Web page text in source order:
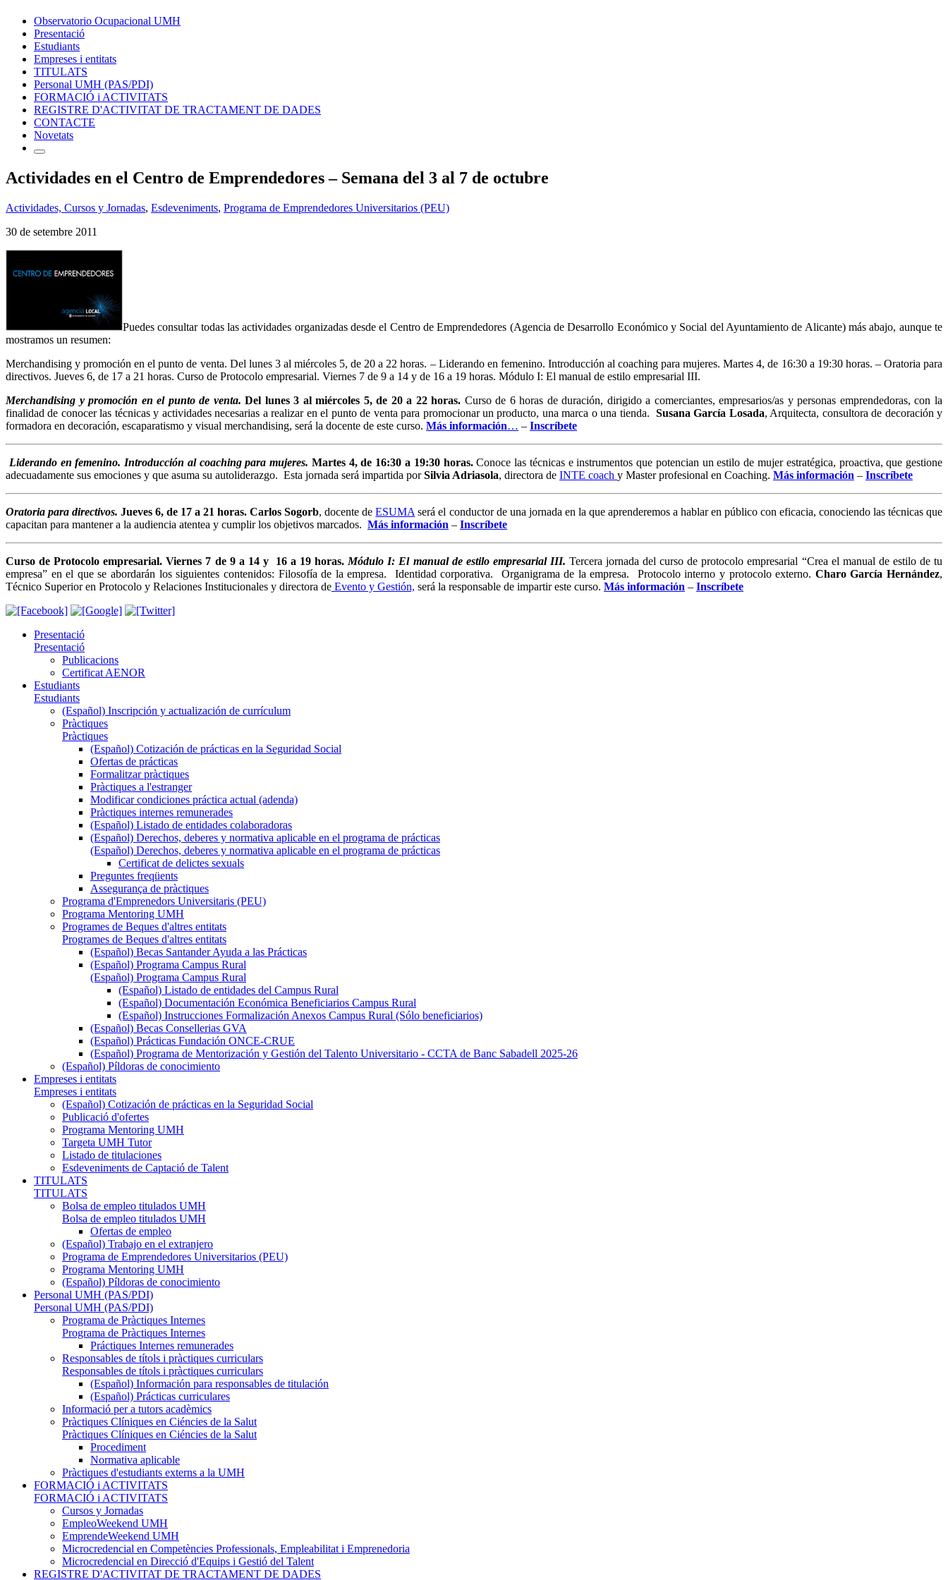
Observatorio Ocupacional UMH
Presentació
Estudiants
Empreses i entitats
TITULATS
Personal UMH (PAS/PDI)
FORMACIÓ i ACTIVITATS
REGISTRE D'ACTIVITAT DE TRACTAMENT DE DADES
CONTACTE
Novetats
Actividades en el Centro de Emprendedores – Semana del 3 al 7 de octubre
Actividades, Cursos y Jornadas, Esdeveniments, Programa de Emprendedores Universitarios (PEU)
30 de setembre 2011
Puedes consultar todas las actividades organizadas desde el Centro de Emprendedores (Agencia de Desarrollo Económico y Social del Ayuntamiento de Alicante) más abajo, aunque te
mostramos un resumen:
Merchandising y promoción en el punto de venta. Del lunes 3 al miércoles 5, de 20 a 22 horas. – Liderando en femenino. Introducción al coaching para mujeres. Martes 4, de 16:30 a 19:30 horas. – Oratoria para
directivos. Jueves 6, de 17 a 21 horas. Curso de Protocolo empresarial. Viernes 7 de 9 a 14 y de 16 a 19 horas. Módulo I: El manual de estilo empresarial III.
Merchandising y promoción en el punto de venta.Del lunes 3 al miércoles 5,de 20 a 22 horas. Curso de 6 horas de duración, dirigido a comerciantes, empresarios/as y personas emprendedoras, con la
finalidad de conocer las técnicas y actividades necesarias a realizar en el punto de venta para promocionar un producto, una marca o una tienda. Susana García Losada, Arquitecta, consultora de decoración y
formadora en decoración, escaparatismo y visual merchandising, será la docente de este curso. Más información… – Inscríbete
Liderando en femenino. Introducción al coaching para mujeres. Martes 4,de 16:30 a 19:30 horas.Conoce las técnicas e instrumentos que potencian un estilo de mujer estratégica, proactiva, que gestione
adecuadamente sus emociones y que asuma su autoliderazgo. Esta jornada será impartida porSilvia Adriasola, directora de INTE coach y Master profesional en Coaching. Más información – Inscríbete
Oratoria para directivos.Jueves 6,de 17 a 21 horas.Carlos Sogorb, docente deESUMA será el conductor de una jornada en la que aprenderemos a hablar en público con eficacia, conociendo las técnicas que
capacitan para mantener a la audiencia atentea y cumplir los objetivos marcados. Más información – Inscríbete
Curso de Protocolo empresarial. Viernes 7 de 9 a 14 y 16 a 19 horas. Módulo I: El manual de estilo empresarial III. Tercera jornada del curso de protocolo empresarial “Crea el manual de estilo de tu
empresa” en el que se abordarán los siguientes contenidos: Filosofía de la empresa. Identidad corporativa. Organigrama de la empresa. Protocolo interno y protocolo externo. Charo García Hernández,
Técnico Superior en Protocolo y Relaciones Institucionales y directora de Evento y Gestión, será la responsable de impartir este curso. Más información – Inscríbete
Presentació
Presentació
Publicacions
Certificat AENOR
Estudiants
Estudiants
(Español) Inscripción y actualización de currículum
Pràctiques
Pràctiques
(Español) Cotización de prácticas en la Seguridad Social
Ofertas de prácticas
Formalitzar pràctiques
Pràctiques a l'estranger
Modificar condiciones práctica actual (adenda)
Pràctiques internes remunerades
(Español) Listado de entidades colaboradoras
(Español) Derechos, deberes y normativa aplicable en el programa de prácticas
(Español) Derechos, deberes y normativa aplicable en el programa de prácticas
Certificat de delictes sexuals
Preguntes freqüents
Assegurança de pràctiques
Programa d'Emprenedors Universitaris (PEU)
Programa Mentoring UMH
Programes de Beques d'altres entitats
Programes de Beques d'altres entitats
(Español) Becas Santander Ayuda a las Prácticas
(Español) Programa Campus Rural
(Español) Programa Campus Rural
(Español) Listado de entidades del Campus Rural
(Español) Documentación Económica Beneficiarios Campus Rural
(Español) Instrucciones Formalización Anexos Campus Rural (Sólo beneficiarios)
(Español) Becas Consellerias GVA
(Español) Prácticas Fundación ONCE-CRUE
(Español) Programa de Mentorización y Gestión del Talento Universitario - CCTA de Banc Sabadell 2025-26
(Español) Píldoras de conocimiento
Empreses i entitats
Empreses i entitats
(Español) Cotización de prácticas en la Seguridad Social
Publicació d'ofertes
Programa Mentoring UMH
Targeta UMH Tutor
Listado de titulaciones
Esdeveniments de Captació de Talent
TITULATS
TITULATS
Bolsa de empleo titulados UMH
Bolsa de empleo titulados UMH
Ofertas de empleo
(Español) Trabajo en el extranjero
Programa de Emprendedores Universitarios (PEU)
Programa Mentoring UMH
(Español) Píldoras de conocimiento
Personal UMH (PAS/PDI)
Personal UMH (PAS/PDI)
Programa de Pràctiques Internes
Programa de Pràctiques Internes
Práctiques Internes remunerades
Responsables de títols i pràctiques curriculars
Responsables de títols i pràctiques curriculars
(Español) Información para responsables de titulación
(Español) Prácticas curriculares
Informació per a tutors acadèmics
Pràctiques Clíniques en Ciéncies de la Salut
Pràctiques Clíniques en Ciéncies de la Salut
Procediment
Normativa aplicable
Pràctiques d'estudiants externs a la UMH
FORMACIÓ i ACTIVITATS
FORMACIÓ i ACTIVITATS
Cursos y Jornadas
EmpleoWeekend UMH
EmprendeWeekend UMH
Microcredencial en Competències Professionals, Empleabilitat i Emprenedoria
Microcredencial en Direcció d'Equips i Gestió del Talent
REGISTRE D'ACTIVITAT DE TRACTAMENT DE DADES